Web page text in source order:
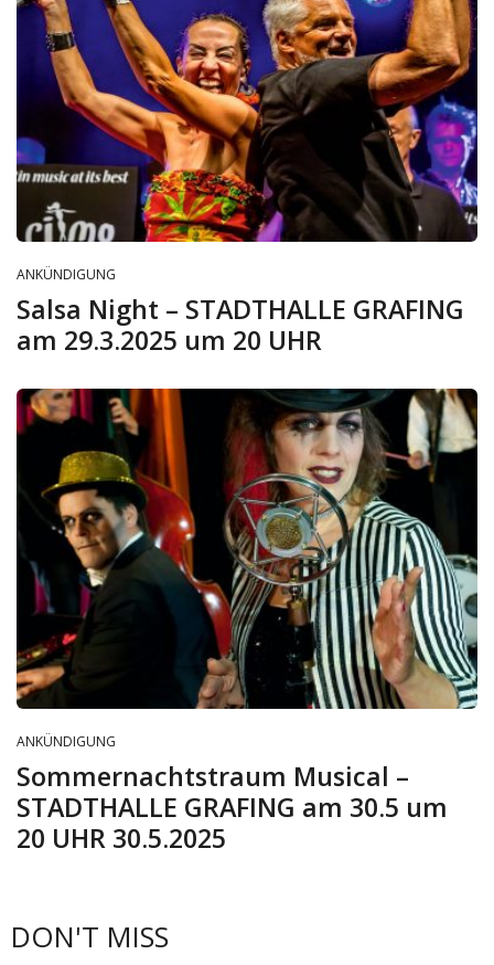
ANKÜNDIGUNG
Salsa Night – STADTHALLE GRAFING
am 29.3.2025 um 20 UHR
ANKÜNDIGUNG
Sommernachtstraum Musical –
STADTHALLE GRAFING am 30.5 um
20 UHR 30.5.2025
DON'T MISS